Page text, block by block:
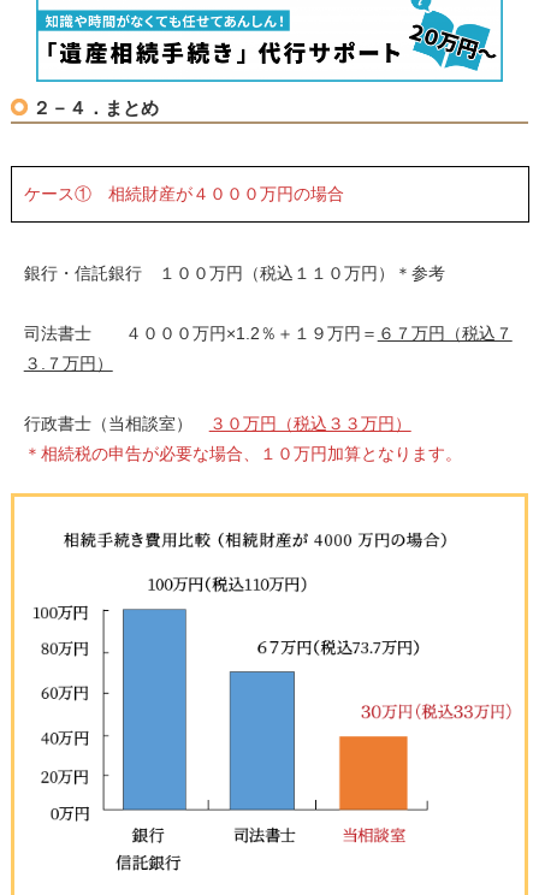
２－４．まとめ
ケース① 相続財産が４０００万円の場合
銀行・信託銀行 １００万円（税込１１０万円）＊参考
司法書士 ４０００万円×1.2％＋１９万円＝ ６７万円（税込７
３.７万円）
行政書士（当相談室）
３０万円（税込３３万円）
＊相続税の申告が必要な場合、１０万円加算となります。